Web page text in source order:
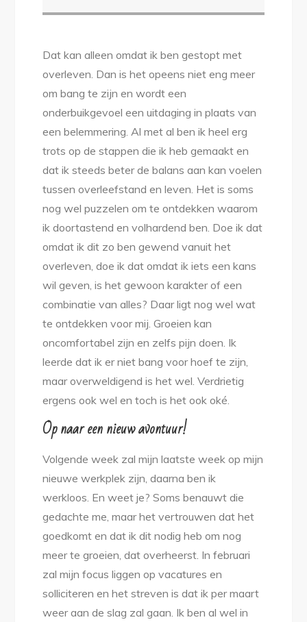
Dat kan alleen omdat ik ben gestopt met
overleven. Dan is het opeens niet eng meer
om bang te zijn en wordt een
onderbuikgevoel een uitdaging in plaats van
een belemmering. Al met al ben ik heel erg
trots op de stappen die ik heb gemaakt en
dat ik steeds beter de balans aan kan voelen
tussen overleefstand en leven. Het is soms
nog wel puzzelen om te ontdekken waarom
ik doortastend en volhardend ben. Doe ik dat
omdat ik dit zo ben gewend vanuit het
overleven, doe ik dat omdat ik iets een kans
wil geven, is het gewoon karakter of een
combinatie van alles? Daar ligt nog wel wat
te ontdekken voor mij. Groeien kan
oncomfortabel zijn en zelfs pijn doen. Ik
leerde dat ik er niet bang voor hoef te zijn,
maar overweldigend is het wel. Verdrietig
ergens ook wel en toch is het ook oké.
Op naar een nieuw avontuur!
Volgende week zal mijn laatste week op mijn
nieuwe werkplek zijn, daarna ben ik
werkloos. En weet je? Soms benauwt die
gedachte me, maar het vertrouwen dat het
goedkomt en dat ik dit nodig heb om nog
meer te groeien, dat overheerst. In februari
zal mijn focus liggen op vacatures en
solliciteren en het streven is dat ik per maart
weer aan de slag zal gaan. Ik ben al wel in